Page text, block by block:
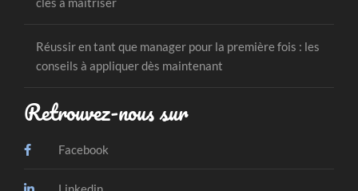
Réussir en tant que manager pour la première fois : les
conseils à appliquer dès maintenant
Retrouvez-nous sur
Facebook